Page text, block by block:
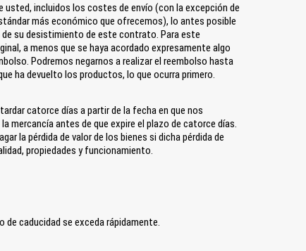
incluidos los costes de envío (con la excepción de
más económico que ofrecemos), lo antes posible
su desistimiento de este contrato. Para este
a menos que se haya acordado expresamente algo
Podremos negarnos a realizar el reembolso hasta
ha devuelto los productos, lo que ocurra primero.
catorce días a partir de la fecha en que nos
mercancía antes de que expire el plazo de catorce días.
la pérdida de valor de los bienes si dicha pérdida de
propiedades y funcionamiento.
caducidad se exceda rápidamente.